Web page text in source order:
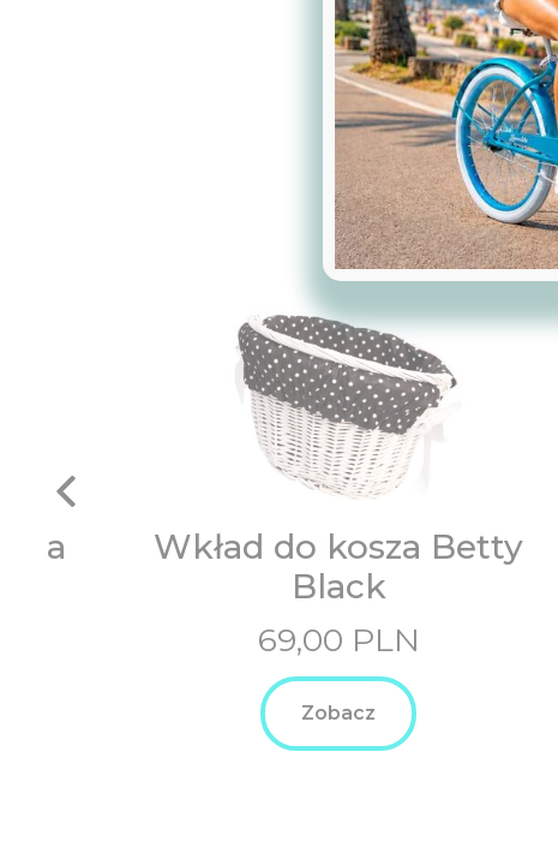
Wkład do kosza Betty
Black
69,00 PLN
Zobacz